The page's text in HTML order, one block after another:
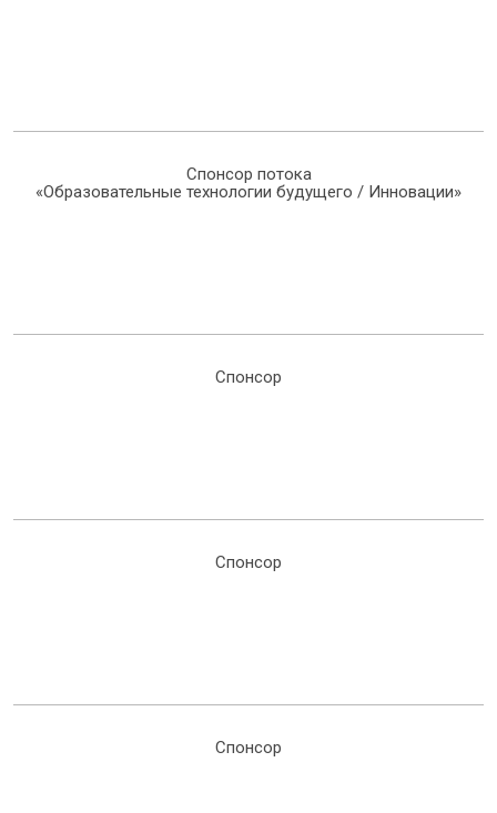
Спонсор потока
«Образовательные технологии будущего / Инновации»
Спонсор
Спонсор
Спонсор